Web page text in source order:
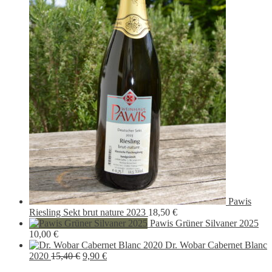
Pawis
Riesling Sekt brut nature 2023 18,50 €
Pawis Grüner Silvaner 2025
10,00 €
Dr. Wobar Cabernet Blanc
2020 15,40€ Ursprünglicher
9,90 €Aktueller